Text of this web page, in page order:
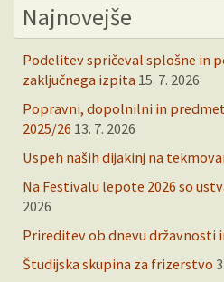
Najnovejše
Podelitev spričeval splošne in
zaključnega izpita 15. 7. 2026
Popravni, dopolnilni in
2025/26 13. 7. 2026
Uspeh naših dijakinj na
Na Festivalu lepote 2026 so
2026
Prireditev ob dnevu državnosti
Študijska skupina za frizerstvo